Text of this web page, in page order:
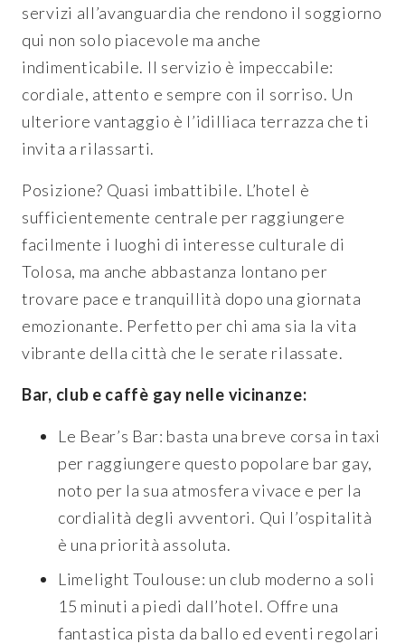
servizi all’avanguardia che rendono il soggiorno
qui non solo piacevole ma anche
indimenticabile. Il servizio è impeccabile:
cordiale, attento e sempre con il sorriso. Un
ulteriore vantaggio è l’idilliaca terrazza che ti
invita a rilassarti.
Posizione? Quasi imbattibile. L’hotel è
sufficientemente centrale per raggiungere
facilmente i luoghi di interesse culturale di
Tolosa, ma anche abbastanza lontano per
trovare pace e tranquillità dopo una giornata
emozionante. Perfetto per chi ama sia la vita
vibrante della città che le serate rilassate.
Bar, club e caffè gay nelle vicinanze:
Le Bear’s Bar: basta una breve corsa in taxi
per raggiungere questo popolare bar gay,
noto per la sua atmosfera vivace e per la
cordialità degli avventori. Qui l’ospitalità
è una priorità assoluta.
Limelight Toulouse: un club moderno a soli
15 minuti a piedi dall’hotel. Offre una
fantastica pista da ballo ed eventi regolari